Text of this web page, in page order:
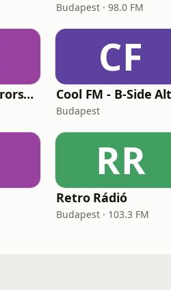
Budapest · 98.0 FM
Rádió X Magyarország
CF
Budapest
RR
Retro Rádió
Budapest · 103.3 FM